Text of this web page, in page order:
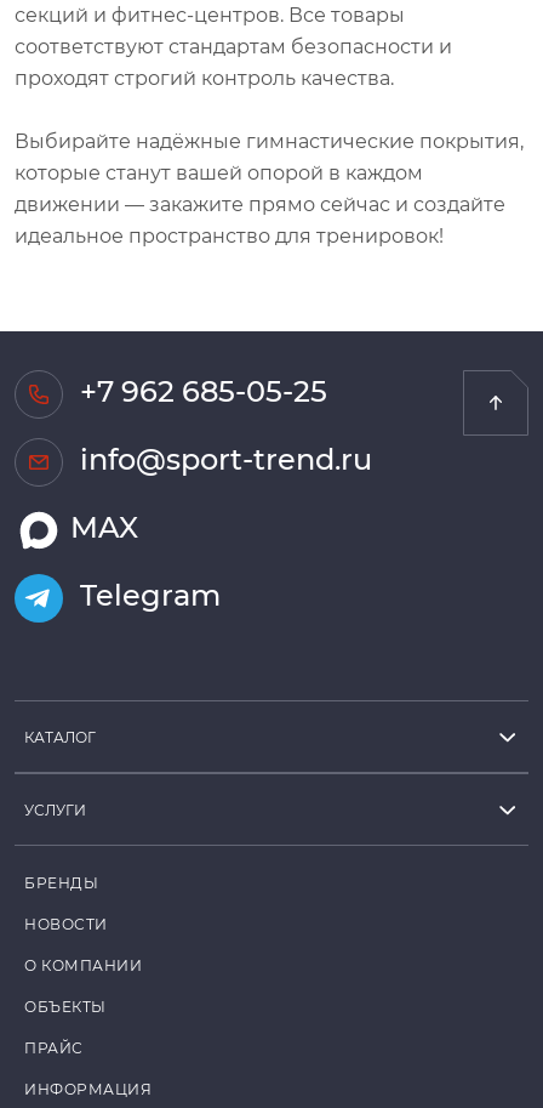
секций и фитнес-центров. Все товары
соответствуют стандартам безопасности и
проходят строгий контроль качества.
Выбирайте надёжные гимнастические покрытия,
которые станут вашей опорой в каждом
движении — закажите прямо сейчас и создайте
идеальное пространство для тренировок!
+7 962 685-05-25
info@sport-trend.ru
MAX
Telegram
КАТАЛОГ
УСЛУГИ
БРЕНДЫ
НОВОСТИ
О КОМПАНИИ
ОБЪЕКТЫ
ПРАЙС
ИНФОРМАЦИЯ